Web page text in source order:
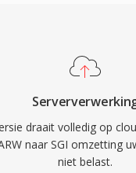
draait volledig op
naar SGI omzetting
niet belast.